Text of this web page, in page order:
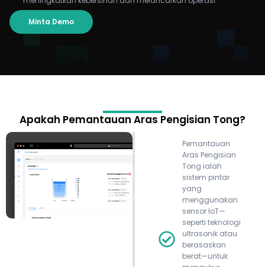
Minta Demo
Apakah Pemantauan Aras Pengisian Tong?
Pemantauan
Aras Pengisian
Tong ialah
sistem pintar
yang
menggunakan
sensor IoT—
seperti teknologi
ultrasonik atau
berasaskan
berat—untuk